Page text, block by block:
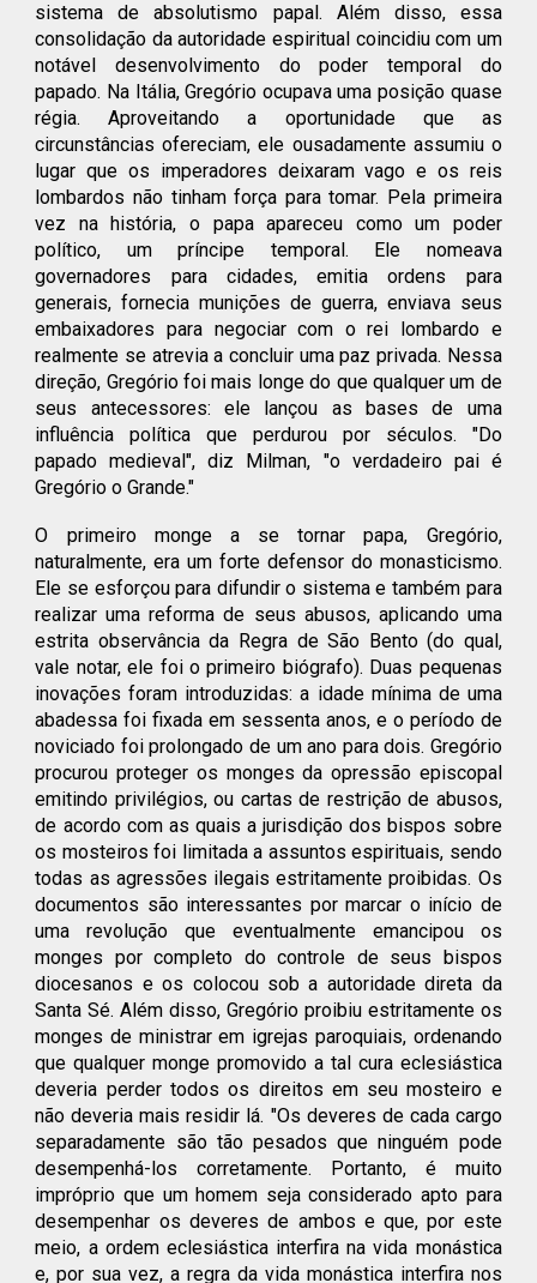
sistema de absolutismo papal. Além disso, essa
consolidação da autoridade espiritual coincidiu com um
notável desenvolvimento do poder temporal do
papado. Na Itália, Gregório ocupava uma posição quase
régia. Aproveitando a oportunidade que as
circunstâncias ofereciam, ele ousadamente assumiu o
lugar que os imperadores deixaram vago e os reis
lombardos não tinham força para tomar. Pela primeira
vez na história, o papa apareceu como um poder
político, um príncipe temporal. Ele nomeava
governadores para cidades, emitia ordens para
generais, fornecia munições de guerra, enviava seus
embaixadores para negociar com o rei lombardo e
realmente se atrevia a concluir uma paz privada. Nessa
direção, Gregório foi mais longe do que qualquer um de
seus antecessores: ele lançou as bases de uma
influência política que perdurou por séculos. "Do
papado medieval", diz Milman, "o verdadeiro pai é
Gregório o Grande."
O primeiro monge a se tornar papa, Gregório,
naturalmente, era um forte defensor do monasticismo.
Ele se esforçou para difundir o sistema e também para
realizar uma reforma de seus abusos, aplicando uma
estrita observância da Regra de São Bento (do qual,
vale notar, ele foi o primeiro biógrafo). Duas pequenas
inovações foram introduzidas: a idade mínima de uma
abadessa foi fixada em sessenta anos, e o período de
noviciado foi prolongado de um ano para dois. Gregório
procurou proteger os monges da opressão episcopal
emitindo privilégios, ou cartas de restrição de abusos,
de acordo com as quais a jurisdição dos bispos sobre
os mosteiros foi limitada a assuntos espirituais, sendo
todas as agressões ilegais estritamente proibidas. Os
documentos são interessantes por marcar o início de
uma revolução que eventualmente emancipou os
monges por completo do controle de seus bispos
diocesanos e os colocou sob a autoridade direta da
Santa Sé. Além disso, Gregório proibiu estritamente os
monges de ministrar em igrejas paroquiais, ordenando
que qualquer monge promovido a tal cura eclesiástica
deveria perder todos os direitos em seu mosteiro e
não deveria mais residir lá. "Os deveres de cada cargo
separadamente são tão pesados que ninguém pode
desempenhá-los corretamente. Portanto, é muito
impróprio que um homem seja considerado apto para
desempenhar os deveres de ambos e que, por este
meio, a ordem eclesiástica interfira na vida monástica
e, por sua vez, a regra da vida monástica interfira nos